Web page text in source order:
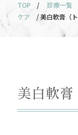
TOP / 診療一覧
ケア
/ 美白軟膏（
美白軟膏